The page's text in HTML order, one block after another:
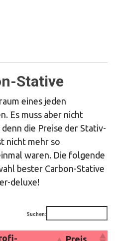
Stative
eines jeden
Es muss aber nicht
die Preise der Stativ-
nicht mehr so
waren. Die folgende
bester Carbon-Stative
deluxe!
Suchen:
Preis